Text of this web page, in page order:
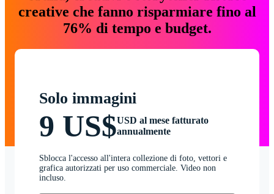
creative che fanno risparmiare fino al
76% di tempo e budget.
Solo immagini
9 US$USD al mese fatturato
annualmente
Sblocca l'accesso all'intera collezione di foto, vettori e
grafica autorizzati per uso commerciale. Video non
incluso.